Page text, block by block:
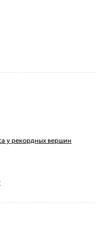
у рекордных вершин